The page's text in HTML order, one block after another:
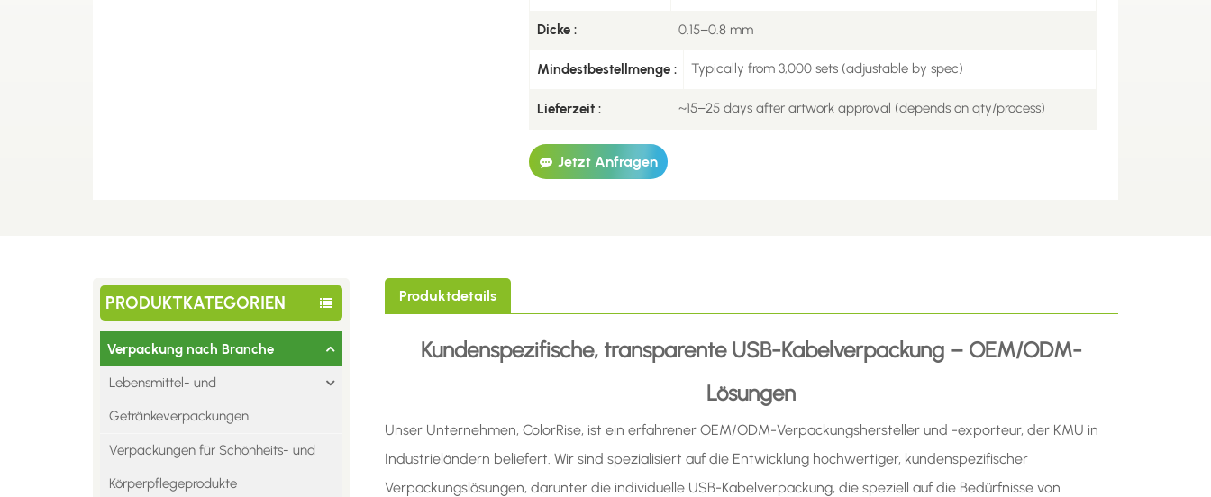
Dicke : 0.15–0.8 mm
Mindestbestellmenge : Typically from 3,000 sets (adjustable by spec)
Lieferzeit : ~15–25 days after artwork approval (depends on qty/process)
Jetzt Anfragen
PRODUKTKATEGORIEN
Verpackung nach Branche
Lebensmittel- und
Getränkeverpackungen
Verpackungen für Schönheits- und
Körperpflegeprodukte
Produktdetails
Kundenspezifische, transparente USB-Kabelverpackung – OEM/ODM-
Lösungen
Unser Unternehmen, ColorRise, ist ein erfahrener OEM/ODM-Verpackungshersteller und -exporteur, der KMU in
Industrieländern beliefert. Wir sind spezialisiert auf die Entwicklung hochwertiger, kundenspezifischer
Verpackungslösungen, darunter die individuelle USB-Kabelverpackung, die speziell auf die Bedürfnisse von